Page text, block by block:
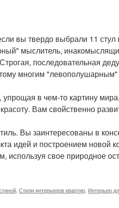
вы твердо выбрали 11 стул
мыслитель,
последовательная
многим "левополушарным"
в чем-то картину мира,
Вам свойственно
Вы заинтересованы в
идей и построением новой
используя свое природное
Стили интерьеров квартир Интерьер